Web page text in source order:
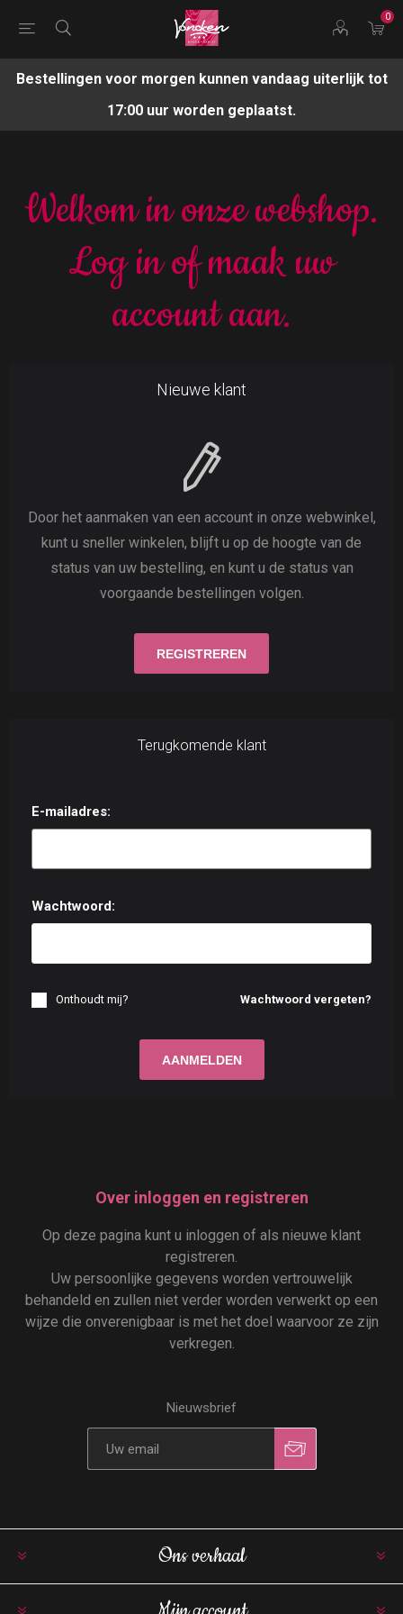
0
Bestellingen voor morgen kunnen vandaag uiterlijk tot
17:00 uur worden geplaatst.
Welkom in onze webshop.
Log in of maak uw
account aan.
Nieuwe klant
Door het aanmaken van een account in onze webwinkel,
kunt u sneller winkelen, blijft u op de hoogte van de
status van uw bestelling, en kunt u de status van
voorgaande bestellingen volgen.
Terugkomende klant
E-mailadres:
Wachtwoord:
Wachtwoord vergeten?
Onthoudt mij?
Over inloggen en registreren
Op deze pagina kunt u inloggen of als nieuwe klant
registreren.
Uw persoonlijke gegevens worden vertrouwelijk
behandeld en zullen niet verder worden verwerkt op een
wijze die onverenigbaar is met het doel waarvoor ze zijn
verkregen.
Nieuwsbrief
Ons verhaal